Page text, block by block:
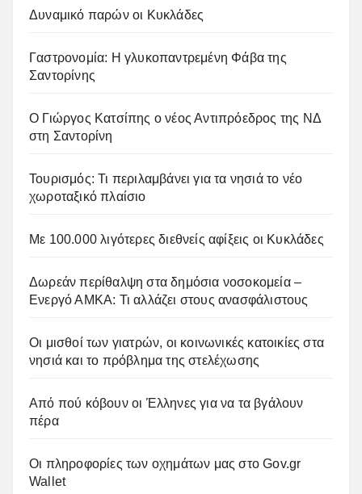
Δυναμικό παρών οι Κυκλάδες
Γαστρονομία: Η γλυκοπαντρεμένη Φάβα της
Σαντορίνης
Ο Γιώργος Κατσίπης ο νέος Αντιπρόεδρος της ΝΔ
στη Σαντορίνη
Τουρισμός: Τι περιλαμβάνει για τα νησιά το νέο
χωροταξικό πλαίσιο
Με 100.000 λιγότερες διεθνείς αφίξεις οι Κυκλάδες
Δωρεάν περίθαλψη στα δημόσια νοσοκομεία –
Ενεργό ΑΜΚΑ: Τι αλλάζει στους ανασφάλιστους
Οι μισθοί των γιατρών, οι κοινωνικές κατοικίες στα
νησιά και το πρόβλημα της στελέχωσης
Από πού κόβουν οι Έλληνες για να τα βγάλουν
πέρα
Οι πληροφορίες των οχημάτων μας στο Gov.gr
Wallet